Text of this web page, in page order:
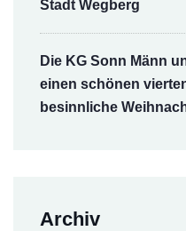
Stadt Wegberg
Die KG Sonn Männ
einen schönen
besinnliche
Archiv